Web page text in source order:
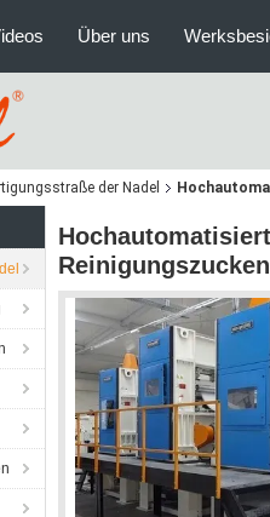
Über uns
der Nadel
Reinigungszucken